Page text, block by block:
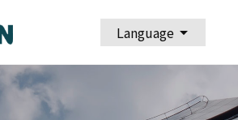
Language arrow_drop_down